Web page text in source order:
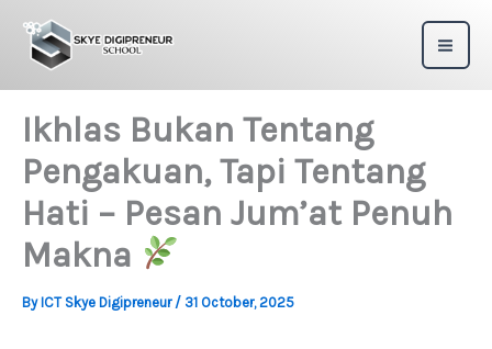
content
Ikhlas Bukan Tentang
Pengakuan, Tapi Tentang
Hati – Pesan Jum’at Penuh
Makna
By ICT Skye Digipreneur / 31 October, 2025